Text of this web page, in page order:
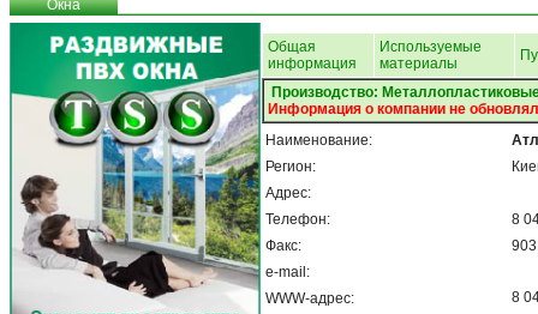
Окна
Общая
информация
Используемые
материалы
Производство:
Информация о компании не
Наименование:
Регион:
Адрес:
Телефон:
Факс:
e-mail:
WWW-адрес:
8
8